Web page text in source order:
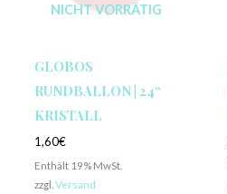
NICHT VORRÄTIG
GLOBOS
RUNDBALLON | 24“
KRISTALL
1,60€
Enthält 19% MwSt.
zzgl. Versand